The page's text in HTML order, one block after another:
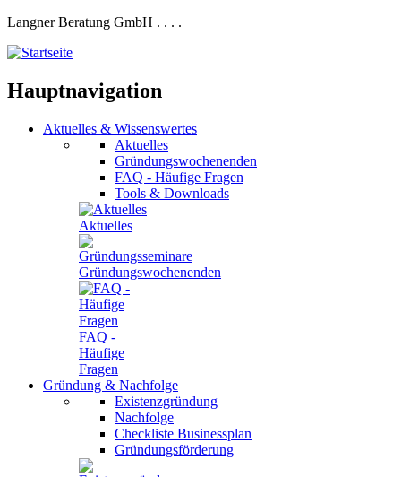
Langner Beratung GmbH . . . .
Hauptnavigation
Aktuelles & Wissenswertes
Aktuelles
Gründungswochenenden
FAQ - Häufige Fragen
Tools & Downloads
Aktuelles
Gründungswochenenden
FAQ -
Häufige
Fragen
Gründung & Nachfolge
Existenzgründung
Nachfolge
Checkliste Businessplan
Gründungsförderung